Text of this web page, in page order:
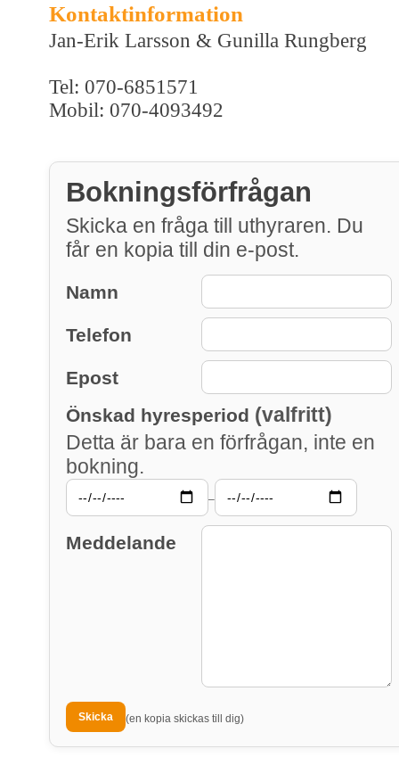
Kontaktinformation
Jan-Erik Larsson & Gunilla Rungberg
Tel: 070-6851571
Mobil: 070-4093492
Bokningsförfrågan
Skicka en fråga till uthyraren. Du
får en kopia till din e-post.
Namn
Telefon
Epost
Önskad hyresperiod (valfritt)
Detta är bara en förfrågan, inte en
bokning.
–
Meddelande
(en kopia skickas till dig)